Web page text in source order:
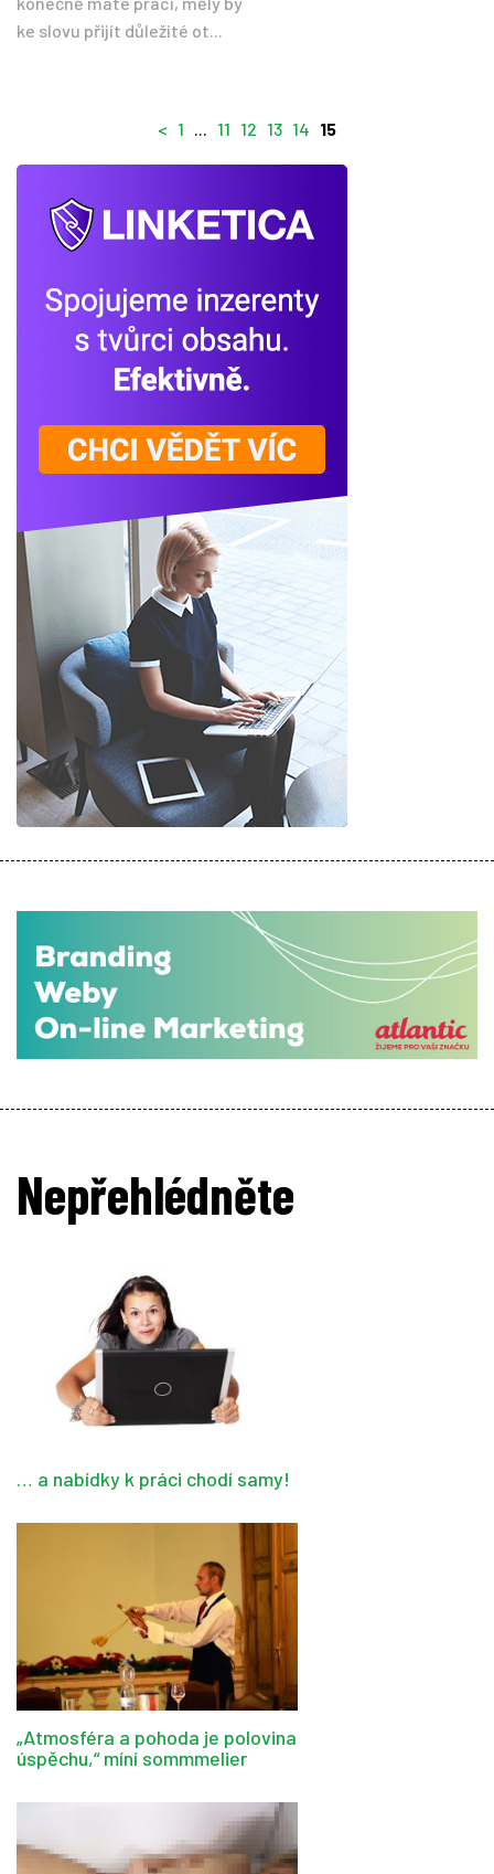
ke slovu přijít důležité ot...
< 1 ... 11 12 13 14 15
Nepřehlédněte
… a nabídky k práci chodí samy!
„Atmosféra a pohoda je polovina
úspěchu,“ míní sommmelier